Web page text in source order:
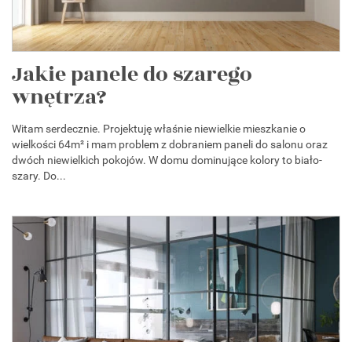
Jakie panele do szarego
wnętrza?
Witam serdecznie. Projektuję właśnie niewielkie mieszkanie o
wielkości 64m² i mam problem z dobraniem paneli do salonu oraz
dwóch niewielkich pokojów. W domu dominujące kolory to biało-
szary. Do...